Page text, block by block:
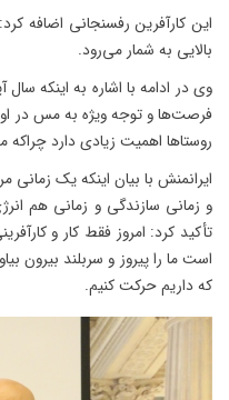
این کارآفرین رفسنجانی اضافه
بالایی به شمار می‌رود.
وی در ادامه با اشاره به اینکه
فرصت‌ها و توجه ویژه به مس در
روستاها اهمیت زیادی دارد
ایرانمنش با بیان اینکه یک
و زمانی سازندگی و زمانی هم
تأکید کرد: امروز فقط کار و
است ما را پیروز و سربلند بیرون
که داریم حرکت کنیم.